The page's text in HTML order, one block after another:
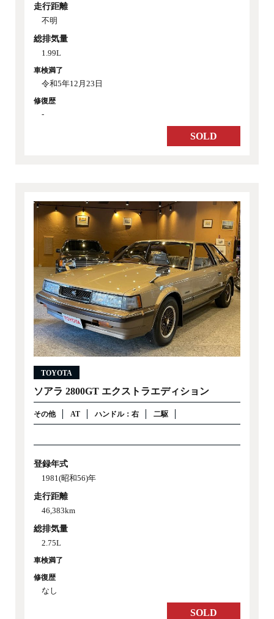
走行距離
不明
総排気量
1.99L
車検満了
令和5年12月23日
修復歴
-
SOLD
TOYOTA
ソアラ 2800GT エクストラエディション
その他 AT ハンドル：右 二駆
登録年式
1981(昭和56)年
走行距離
46,383km
総排気量
2.75L
車検満了
修復歴
なし
SOLD